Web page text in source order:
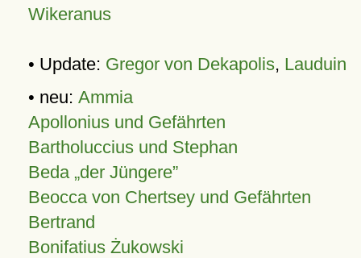
Wikeranus
• Update: Gregor von Dekapolis, Lauduin
• neu: Ammia
Apollonius und Gefährten
Bartholuccius und Stephan
Beda „der Jüngere”
Beocca von Chertsey und Gefährten
Bertrand
Bonifatius Żukowski